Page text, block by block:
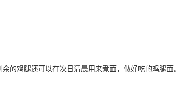
的鸡腿还可以在次日清晨用来煮面，做好吃的鸡腿面。